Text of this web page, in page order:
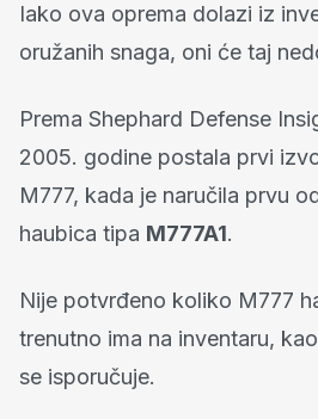
Iako ova oprema dolazi iz
oružanih snaga, oni će taj
Prema Shephard Defense
2005. godine postala prvi
M777, kada je naručila prvu
haubica tipa M777A1.
Nije potvrđeno koliko M777
trenutno ima na inventaru,
se isporučuje.